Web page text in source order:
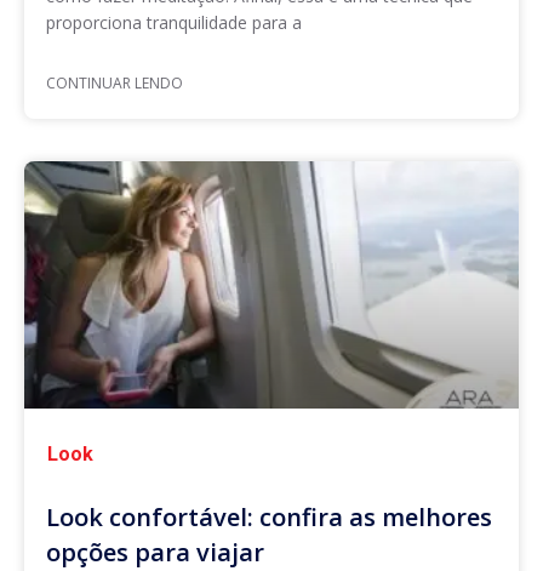
proporciona tranquilidade para a
CONTINUAR LENDO
Look
Look confortável: confira as melhores
opções para viajar